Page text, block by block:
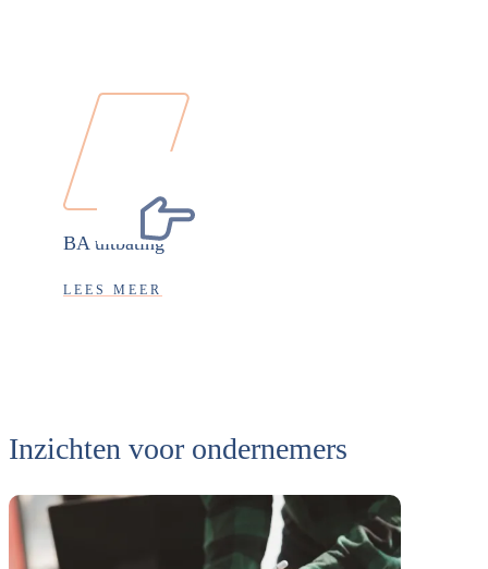
BA uitbating
LEES MEER
Inzichten voor ondernemers